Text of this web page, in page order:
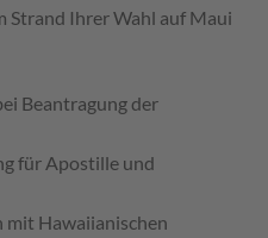
Strand Ihrer Wahl auf Maui
Beantragung der
für Apostille und
mit Hawaiianischen